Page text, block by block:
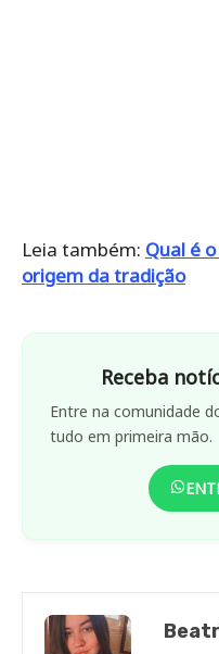
Leia também: Qual é
origem da tradição
Receba
Entre na comunidade
tudo em primeira mão.